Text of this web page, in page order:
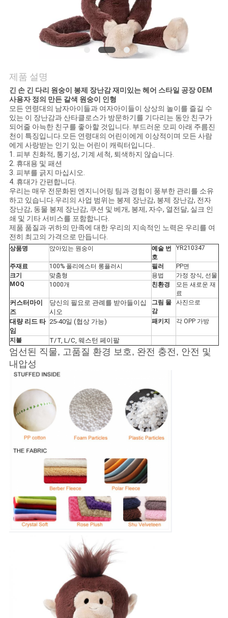
뉴
스
인
용
문
을
요
구
하
세
요
사
이
트
PRIVACY
POLICY
제품 설명
긴 손 긴 다리 원숭이 봉제 장난감 재미있는 헤어 스타일 공장 OEM
사용자 정의 만든 갈색 원숭이 인형
모든 연령대의 남자아이들과 여자아이들이 상상의 놀이를 즐길 수
있는 이 장난감과 산타클로스가 방문하기를 기다리는 동안 친구가
되어줄 아늑한 친구를 좋아할 것입니다. 부드러운 모피 아래 주름진
천이 특징입니다.모든 연령대의 어린이에게 이상적이며 모든 사람
에게 사랑받는 인기 있는 어린이 캐릭터입니다..
1. 피부 친화적, 통기성, 기계 세척, 퇴색하지 않습니다.
2. 휴대용 및 패션
3. 피부를 긁지 마십시오.
4. 휴대가 간편합니다.
우리는 매우 전문화된 엔지니어링 팀과 경험이 풍부한 관리를 소유
하고 있습니다.우리의 사업 범위는 봉제 장난감, 봉제 장난감, 전자
장난감, 동물 봉제 장난감, 쿠션 및 베개, 봉제, 자수, 열전달, 실크 인
쇄 및 기타 서비스를 포함합니다.
제품 품질과 귀하의 만족에 대한 우리의 지속적인 노력은 우리를 여
전히 최고의 가격으로 만듭니다.
상품명 앉아있는 원숭이
예술 번
호
YR210347
주재료 100% 폴리에스터 롱플러시 필러
PP면
크기
맞춤형 용법
가정 장식, 선물
MOQ
1000개 친환경
모든 새로운 재
료
커스터마이
즈
당신의 필요로 관례를 받아들이십
시오
그림 물
감
사진으로
대량 리드 타
임
25-40일 (협상 가능) 패키지 각 OPP 가방
지불 T/T, L/C, 웨스턴 페이팔
엄선된 직물, 고품질 환경 보호, 완전 충전, 안전 및
내압성